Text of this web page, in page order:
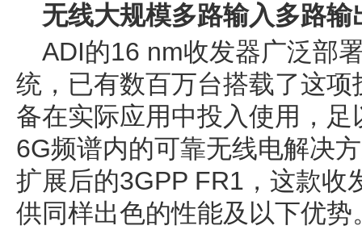
无线大规模多路输入多路
ADI的16 nm收发器广泛部
统，已有数百万台搭载了这
备在实际应用中投入使用，
6G频谱内的可靠无线电解决
扩展后的3GPP FR1，这款收
供同样出色的性能及以下优势